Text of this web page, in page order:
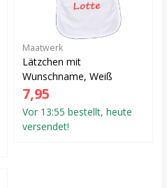
Maatwerk
Lätzchen mit
Wunschname, Weiß
7,95
Vor 13:55 bestellt, heute
versendet!